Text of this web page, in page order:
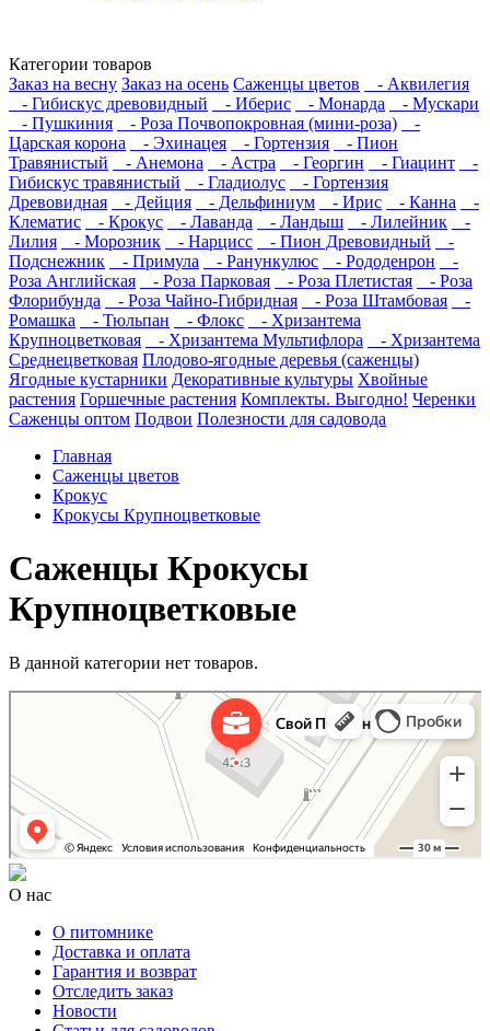
Категории товаров
Заказ на весну Заказ на осень Саженцы цветов
- Аквилегия
- Гибискус древовидный
- Иберис - Монарда
- Мускари
- Пушкиния
- Роза Почвопокровная (мини-роза)
-
Царская корона
- Эхинацея - Гортензия
- Пион
Травянистый
- Анемона - Астра - Георгин - Гиацинт
-
Гибискус травянистый
- Гладиолус
- Гортензия
Древовидная
- Дейция - Дельфиниум - Ирис - Канна
-
Клематис
- Крокус - Лаванда - Ландыш - Лилейник
-
Лилия
- Морозник - Нарцисс - Пион Древовидный
-
Подснежник
- Примула - Ранункулюс - Рододенрон
-
Роза Английская
- Роза Парковая - Роза Плетистая
- Роза
Флорибунда
- Роза Чайно-Гибридная - Роза Штамбовая
-
Ромашка
- Тюльпан - Флокс
- Хризантема
Крупноцветковая
- Хризантема Мультифлора
- Хризантема
Среднецветковая Плодово-ягодные деревья (саженцы)
Ягодные кустарники Декоративные культуры Хвойные
растения Горшечные растения Комплекты. Выгодно! Черенки
Саженцы оптом Подвои Полезности для садовода
Главная
Саженцы цветов
Крокус
Крокусы Крупноцветковые
Саженцы Крокусы
Крупноцветковые
В данной категории нет товаров.
Свой Питомник
Питомник растений в Москве
О нас
О питомнике
Доставка и оплата
Гарантия и возврат
Отследить заказ
Новости